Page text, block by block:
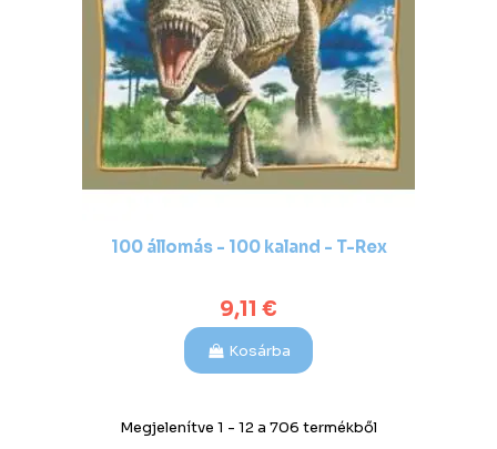
100 állomás - 100 kaland - T-Rex
9,11 €
Kosárba
Megjelenítve 1 - 12 a 706 termékből